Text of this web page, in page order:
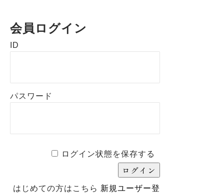
会員ログイン
ID
パスワード
ログイン状態を保存する
はじめての方はこちら 新規ユーザー登